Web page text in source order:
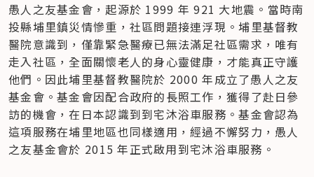
愚人之友基金會，起源於 1999 年 921 大地震。當時南
投縣埔里鎮災情慘重，社區問題接連浮現。埔里基督教
醫院意識到，僅靠緊急醫療已無法滿足社區需求，唯有
走入社區，全面關懷老人的身心靈健康，才能真正守護
他們。因此埔里基督教醫院於 2000 年成立了愚人之友
基金會。基金會因配合政府的長照工作，獲得了赴日參
訪的機會，在日本認識到到宅沐浴車服務。基金會認為
這項服務在埔里地區也同樣適用，經過不懈努力，愚人
之友基金會於 2015 年正式啟用到宅沐浴車服務。